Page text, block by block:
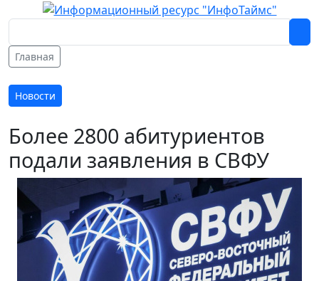
Главная
Новости
Более 2800 абитуриентов
подали заявления в СВФУ